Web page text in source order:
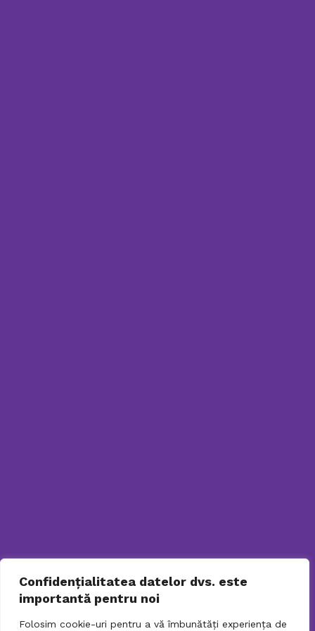
Confidențialitatea datelor dvs. este
importantă pentru noi
Folosim cookie-uri pentru a vă îmbunătăți experiența de